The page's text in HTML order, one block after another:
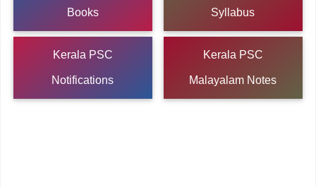
Books Syllabus
Kerala PSC
Notifications
Kerala PSC
Malayalam Notes